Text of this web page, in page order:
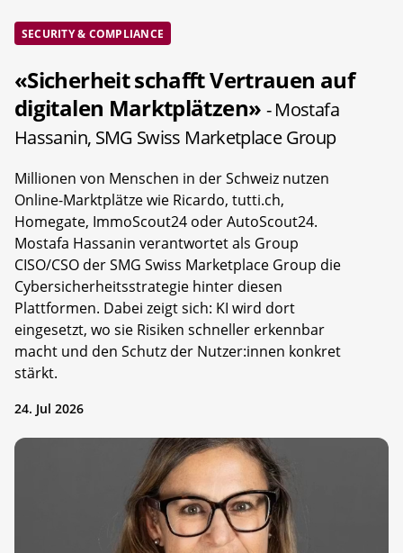
SECURITY & COMPLIANCE
«Sicherheit schafft Vertrauen auf
digitalen Marktplätzen» - Mostafa
Hassanin, SMG Swiss Marketplace Group
Millionen von Menschen in der Schweiz nutzen
Online-Marktplätze wie Ricardo, tutti.ch,
Homegate, ImmoScout24 oder AutoScout24.
Mostafa Hassanin verantwortet als Group
CISO/CSO der SMG Swiss Marketplace Group die
Cybersicherheitsstrategie hinter diesen
Plattformen. Dabei zeigt sich: KI wird dort
eingesetzt, wo sie Risiken schneller erkennbar
macht und den Schutz der Nutzer:innen konkret
stärkt.
24. Jul 2026